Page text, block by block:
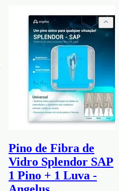
Pino de Fibra de
Vidro Splendor SAP
1 Pino + 1 Luva -